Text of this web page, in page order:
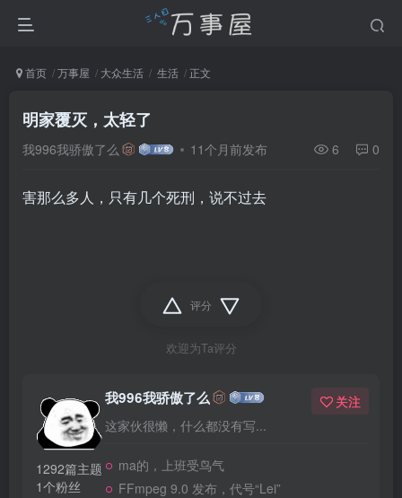
首页 万事屋 大众生活 生活 正文
明家覆灭，太轻了
我996我骄傲了么 11个月前发布 6 0
害那么多人，只有几个死刑，说不过去
评分
欢迎为Ta评分
1292篇主题
1个粉丝
我996我骄傲了么
这家伙很懒，什么都没有写...
关注
ma的，上班受鸟气
FFmpeg 9.0 发布，代号“Lei”